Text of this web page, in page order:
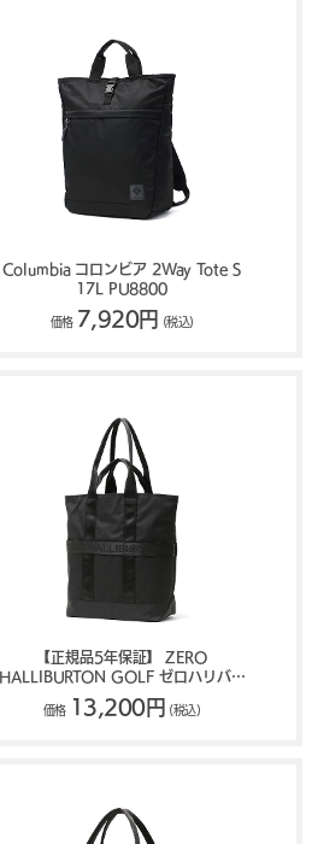
Columbia コロンビア 2Way Tote S
17L PU8800
価格 7,920円 (税込)
【正規品5年保証】 ZERO
HALLIBURTON GOLF ゼロハリバー
トンゴルフ RGF Series Support Bag
ZHG-B26 85286
価格 13,200円 (税込)